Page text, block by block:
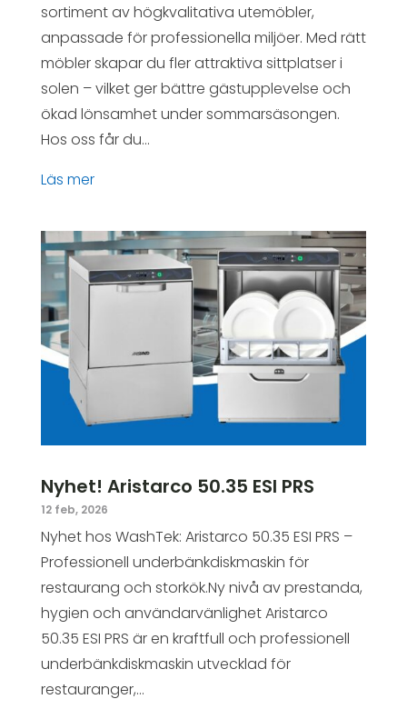
sortiment av högkvalitativa utemöbler,
anpassade för professionella miljöer. Med rätt
möbler skapar du fler attraktiva sittplatser i
solen – vilket ger bättre gästupplevelse och
ökad lönsamhet under sommarsäsongen.
Hos oss får du...
läs mer
Nyhet! Aristarco 50.35 ESI PRS
12 feb, 2026
Nyhet hos WashTek: Aristarco 50.35 ESI PRS –
Professionell underbänkdiskmaskin för
restaurang och storkök.Ny nivå av prestanda,
hygien och användarvänlighet Aristarco
50.35 ESI PRS är en kraftfull och professionell
underbänkdiskmaskin utvecklad för
restauranger,...